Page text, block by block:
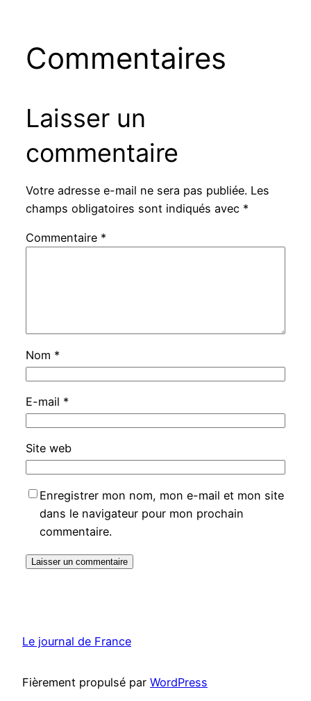
Commentaires
Laisser un
commentaire
Votre adresse e-mail ne sera pas publiée. Les
champs obligatoires sont indiqués avec *
Commentaire *
Nom *
E-mail *
Site web
Enregistrer mon nom, mon e-mail et mon site
dans le navigateur pour mon prochain
commentaire.
Le journal de France
Fièrement propulsé par WordPress